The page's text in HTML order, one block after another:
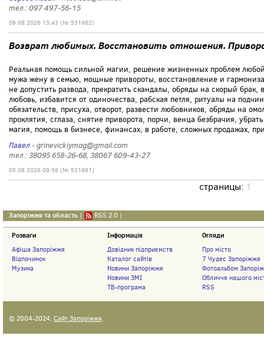
тел.: 097 497-56-15
06.08.2026 13:43 (№ 531982)
Возврат любимых. Восстановить отношения.
Реальная помощь сильной магии, решение жизненных проблем
мужа жену в семью, мощные привороты, восстановление и
не допустить развода, прекратить скандалы, обряды на скорый
любовь, избавится от одиночества, рабская петля, ритуалы на
обязательств, присуха, отворот, развести любовников, обряды на
проклятия, сглаза, снятие приворота, порчи, венца безбрачия,
магия, помощь в бизнесе, финансах, в работе, сложных продажах,
Павел- grinevickiymag@gmail.com
тел.: 38095 658-26-68, 38067 609-43-27
05.08.2026 09:58 (№ 531981)
страницы: 1
Запоріжжя та область | RSS 2.0 |
Розваги
Афіша Запоріжжя
Відпочинок
Музика
Інформація
Довідник підприємств
Каталог сайтів
Новини Запоріжжя
Новини ЗМІ
ТВ-програма
Огляди
Про місто
7 Чудес Запоріжжя
Фотоальбом
Обличчя нашого
RSS
© 2004-2024, Сайт Запоріжжя.